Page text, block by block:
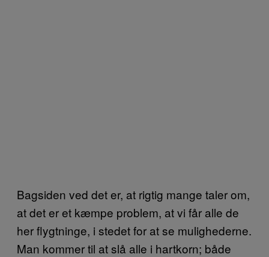
Bagsiden ved det er, at rigtig mange taler om,
at det er et kæmpe problem, at vi får alle de
her flygtninge, i stedet for at se mulighederne.
Man kommer til at slå alle i hartkorn; både